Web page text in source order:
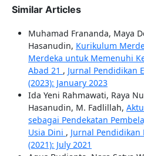
Similar Articles
Muhamad Frananda, Maya
Hasanudin, Kurikulum
Merdeka untuk Memenuhi
Abad 21 , Jurnal Pendidikan
(2023): January 2023
Ida Yeni Rahmawati, Raya
Hasanudin, M. Fadlillah,
sebagai Pendekatan
Usia Dini , Jurnal Pendidikan
(2021): July 2021